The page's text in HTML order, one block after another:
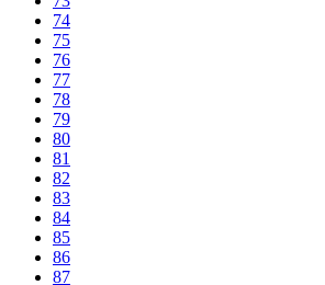
74
75
76
77
78
79
80
81
82
83
84
85
86
87